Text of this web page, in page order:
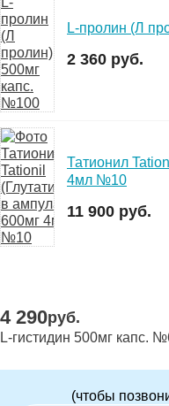
L-пролин (Л
2 360 руб.
Татионил
4мл №10
11 900 руб.
4 290руб.
L-гистидин 500мг капс.
(чтобы